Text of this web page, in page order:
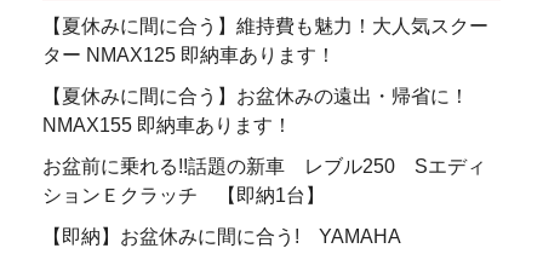
【夏休みに間に合う】維持費も魅力！大人気スクー
ター NMAX125 即納車あります！
【夏休みに間に合う】お盆休みの遠出・帰省に！
NMAX155 即納車あります！
お盆前に乗れる!!話題の新車 レブル250 Sエディ
ションＥクラッチ 【即納1台】
【即納】お盆休みに間に合う! YAMAHA